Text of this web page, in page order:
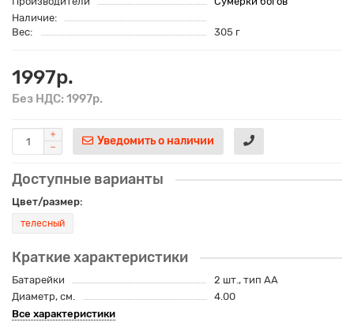
Наличие:
Вес:
305 г
1997р.
Без НДС: 1997р.
Уведомить о наличии
Доступные варианты
Цвет/размер:
телесный
Краткие характеристики
Батарейки
2 шт., тип AA
Диаметр, см.
4.00
Все характеристики